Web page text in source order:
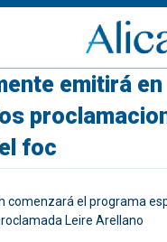
emitirá en
foc
comenzará el programa
Leire Arellano